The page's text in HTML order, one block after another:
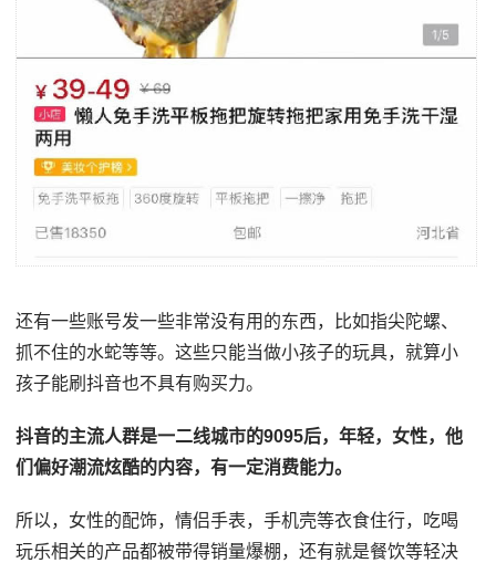
还有一些账号发一些非常没有用的东西，比如指尖陀螺、
抓不住的水蛇等等。这些只能当做小孩子的玩具，就算小
孩子能刷抖音也不具有购买力。
抖音的主流人群是一二线城市的9095后，年轻，女性，他
们偏好潮流炫酷的内容，有一定消费能力。
所以，女性的配饰，情侣手表，手机壳等衣食住行，吃喝
玩乐相关的产品都被带得销量爆棚，还有就是餐饮等轻决